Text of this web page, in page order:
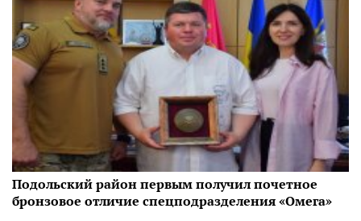
Подольский район первым получил почетное
бронзовое отличие спецподразделения «Омега»